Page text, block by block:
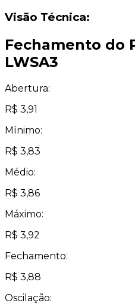
Visão Técnica:
Fechamento do
LWSA3
Abertura:
R$ 3,91
Mínimo:
R$ 3,83
Médio:
R$ 3,86
Máximo:
R$ 3,92
Fechamento:
R$ 3,88
Oscilação: